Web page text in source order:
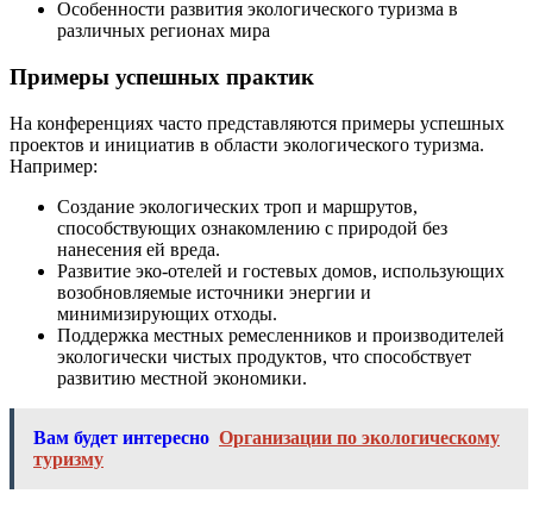
Особенности развития экологического туризма в
различных регионах мира
Примеры успешных практик
На конференциях часто представляются примеры успешных
проектов и инициатив в области экологического туризма.
Например:
Создание экологических троп и маршрутов,
способствующих ознакомлению с природой без
нанесения ей вреда.
Развитие эко-отелей и гостевых домов, использующих
возобновляемые источники энергии и
минимизирующих отходы.
Поддержка местных ремесленников и производителей
экологически чистых продуктов, что способствует
развитию местной экономики.
Вам будет интересно Организации по экологическому
туризму